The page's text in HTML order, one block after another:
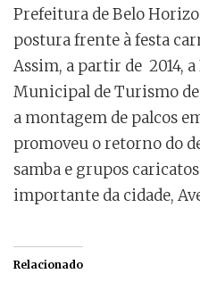
Prefeitura de Belo
postura frente à festa
Assim, a partir de 2014,
Municipal de Turismo
a montagem de palcos
promoveu o retorno do
samba e grupos
importante da cidade,
Relacionado